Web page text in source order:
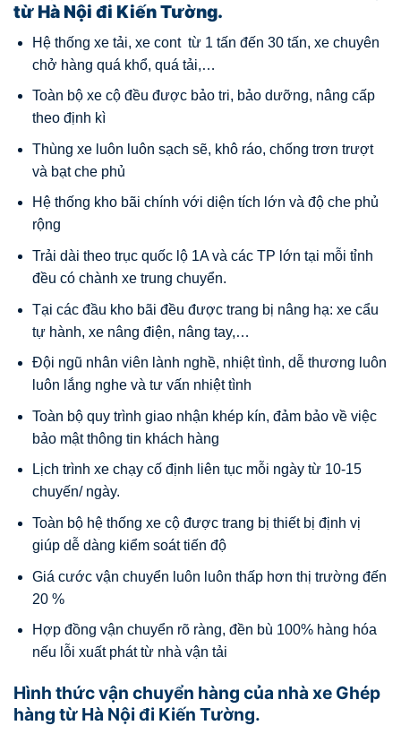
từ Hà Nội đi Kiến Tường.
Hệ thống xe tải, xe cont từ 1 tấn đến 30 tấn, xe chuyên
chở hàng quá khổ, quá tải,…
Toàn bộ xe cộ đều được bảo tri, bảo dưỡng, nâng cấp
theo định kì
Thùng xe luôn luôn sạch sẽ, khô ráo, chống trơn trượt
và bạt che phủ
Hệ thống kho bãi chính với diện tích lớn và độ che phủ
rộng
Trải dài theo trục quốc lộ 1A và các TP lớn tại mỗi tỉnh
đều có chành xe trung chuyển.
Tại các đầu kho bãi đều được trang bị nâng hạ: xe cẩu
tự hành, xe nâng điện, nâng tay,…
Đội ngũ nhân viên lành nghề, nhiệt tình, dễ thương luôn
luôn lắng nghe và tư vấn nhiệt tình
Toàn bộ quy trình giao nhận khép kín, đảm bảo về việc
bảo mật thông tin khách hàng
Lịch trình xe chạy cố định liên tục mỗi ngày từ 10-15
chuyến/ ngày.
Toàn bộ hệ thống xe cộ được trang bị thiết bị định vị
giúp dễ dàng kiểm soát tiến độ
Giá cước vận chuyển luôn luôn thấp hơn thị trường đến
20 %
Hợp đồng vận chuyển rõ ràng, đền bù 100% hàng hóa
nếu lỗi xuất phát từ nhà vận tải
Hình thức vận chuyển hàng của nhà xe Ghép
hàng từ Hà Nội đi Kiến Tường.